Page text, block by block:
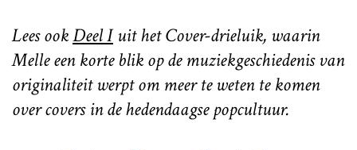
Lees ookDeel Iuit het Cover-drieluik, waarin
Melle een korte blik op de muziekgeschiedenis van
originaliteit werpt om meer te weten te komen
over covers in de hedendaagse popcultuur.